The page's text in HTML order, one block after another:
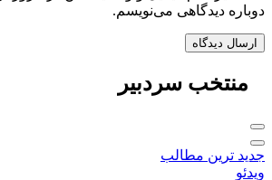
دوباره دیدگاهی می‌نویسم.
منتخب سردبیر
جدید ترین مطالب
ویدئو